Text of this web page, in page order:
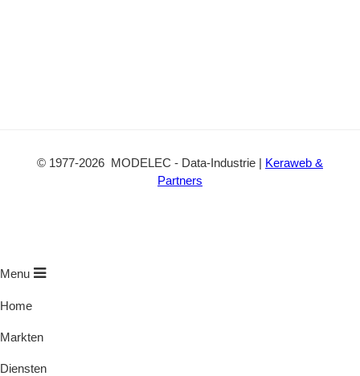
© 1977-2026 MODELEC - Data-Industrie | Keraweb &
Partners
Menu
Home
Markten
Diensten